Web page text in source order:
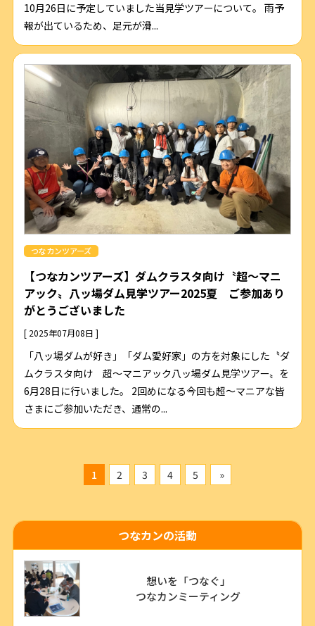
10月26日に予定していました当見学ツアーについて。 雨予
報が出ているため、足元が滑...
つなカンツアーズ
【つなカンツアーズ】ダムクラスタ向け〝超～マニ
アック〟八ッ場ダム見学ツアー2025夏 ご参加あり
がとうございました
[ 2025年07月08日 ]
「八ッ場ダムが好き」「ダム愛好家」の方を対象にした〝ダ
ムクラスタ向け 超～マニアック八ッ場ダム見学ツアー〟を
6月28日に行いました。 2回めになる今回も超～マニアな皆
さまにご参加いただき、通常の...
1 2 3 4 5 »
つなカンの活動
想いを「つなぐ」
つなカンミーティング